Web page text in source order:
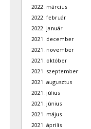
2022. március
2022. február
2022. január
2021. december
2021. november
2021. október
2021. szeptember
2021. augusztus
2021. július
2021. június
2021. május
2021. április